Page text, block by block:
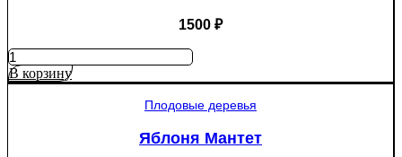
1500 ₽
Количество
товара
Ель
В корзину
Плодовые деревья
Яблоня Мантет